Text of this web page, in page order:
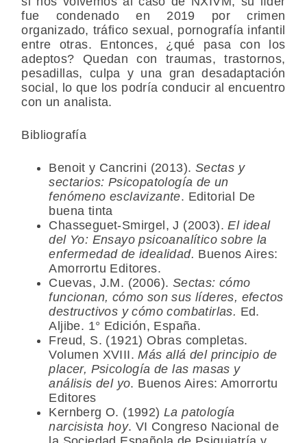
fue condenado en 2019 por crimen
organizado, tráfico sexual, pornografía infantil
entre otras. Entonces, ¿qué pasa con los
adeptos? Quedan con traumas, trastornos,
pesadillas, culpa y una gran desadaptación
social, lo que los podría conducir al encuentro
con un analista.
Bibliografía
Benoit y Cancrini (2013). Sectas y
sectarios: Psicopatología de un
fenómeno esclavizante. Editorial De
buena tinta
Chasseguet-Smirgel, J (2003).El ideal
del Yo: Ensayo psicoanalítico sobre la
enfermedad de idealidad. Buenos Aires:
Amorrortu Editores.
Cuevas, J.M. (2006). Sectas: cómo
funcionan, cómo son sus líderes, efectos
destructivos y cómo combatirlas. Ed.
Aljibe. 1° Edición, España.
Freud, S. (1921) Obras completas.
Volumen XVIII.Más allá del principio de
placer, Psicología de las masas y
análisis del yo. Buenos Aires: Amorrortu
Editores
Kernberg O. (1992) La patología
narcisista hoy. VI Congreso Nacional de